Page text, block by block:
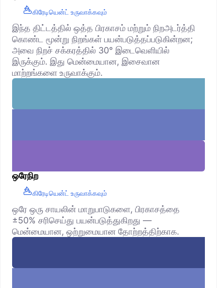
கிரேடியென்ட் உருவாக்கவும்
இந்த திட்டத்தில் ஒத்த பிரகாசம் மற்றும் நிறஅடர்த்தி
கொண்ட மூன்று நிறங்கள் பயன்படுத்தப்படுகின்றன;
அவை நிறச் சக்கரத்தில் 30° இடைவெளியில்
இருக்கும். இது மென்மையான, இசைவான
மாற்றங்களை உருவாக்கும்.
ஒரேநிற
கிரேடியென்ட் உருவாக்கவும்
ஒரே ஒரு சாயலின் மாறுபாடுகளை, பிரகாசத்தை
±50% சரிசெய்து பயன்படுத்துகிறது —
மென்மையான, ஒற்றுமையான தோற்றத்திற்காக.